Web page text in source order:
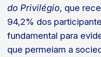
do Privilégio, que
94,2% dos
fundamental para
que permeiam a